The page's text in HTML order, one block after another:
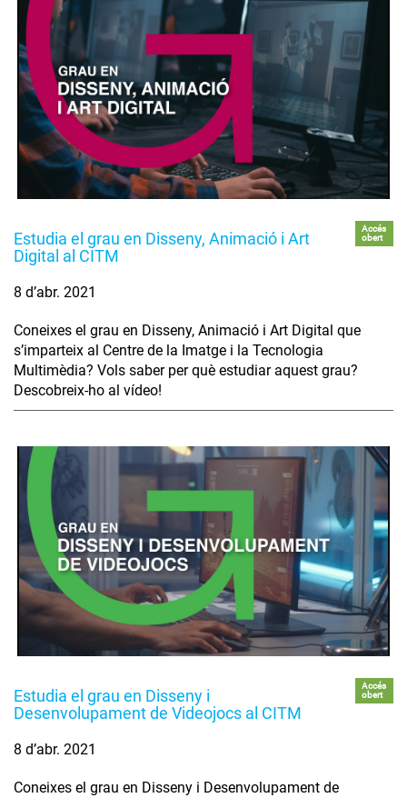
Estudia el grau en Disseny, Animació i Art
Digital al CITM
Accés
obert
8 d’abr. 2021
Coneixes el grau en Disseny, Animació i Art Digital que
s’imparteix al Centre de la Imatge i la Tecnologia
Multimèdia? Vols saber per què estudiar aquest grau?
Descobreix-ho al vídeo!
Estudia el grau en Disseny i
Desenvolupament de Videojocs al CITM
Accés
obert
8 d’abr. 2021
Coneixes el grau en Disseny i Desenvolupament de